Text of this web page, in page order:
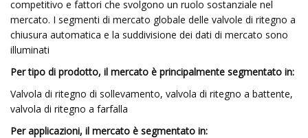
competitivo e fattori che svolgono un ruolo sostanziale nel
mercato. I segmenti di mercato globale delle valvole di ritegno a
chiusura automatica e la suddivisione dei dati di mercato sono
illuminati
Per tipo di prodotto, il mercato è principalmente segmentato in:
Valvola di ritegno di sollevamento, valvola di ritegno a battente,
valvola di ritegno a farfalla
Per applicazioni, il mercato è segmentato in: